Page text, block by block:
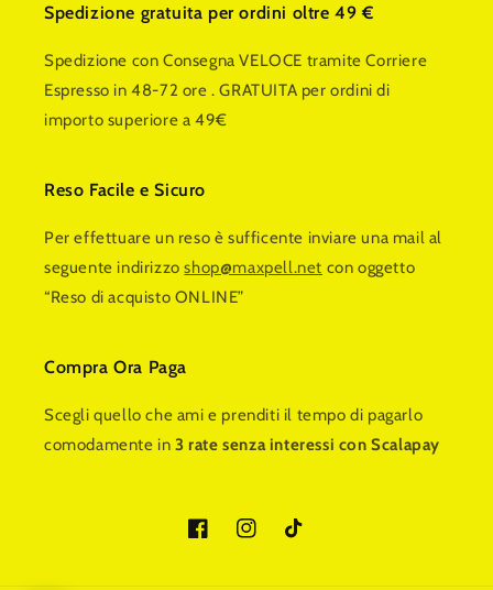
Spedizione gratuita per ordini oltre 49 €
Spedizione con Consegna VELOCE tramite Corriere
Espresso in 48-72 ore . GRATUITA per ordini di
importo superiore a 49€
Reso Facile e Sicuro
Per effettuare un reso è sufficente inviare una mail al
seguente indirizzoshop@maxpell.net con oggetto
“Reso di acquisto ONLINE”
Compra Ora Paga
Scegli quello che ami e prenditi il tempo di pagarlo
comodamente in 3 rate senza interessi con Scalapay
FacebookInstagramTikTok